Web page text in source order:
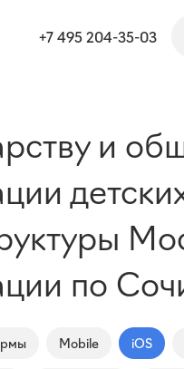
+7 495 204-35-03
и
по
Mobile iOS